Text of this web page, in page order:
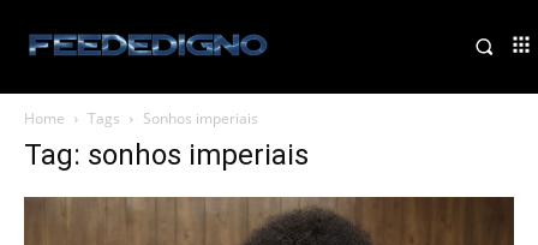
Home Tags Sonhos imperiais
Tag: sonhos imperiais